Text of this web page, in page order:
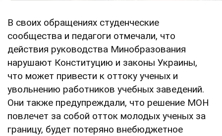
В своих обращениях студенческие
сообщества и педагоги отмечали, что
действия руководства Минобразования
нарушают Конституцию и законы Украины,
что может привести к оттоку ученых и
увольнению работников учебных заведений.
Они также предупреждали, что решение МОН
повлечет за собой отток молодых ученых за
границу, будет потеряно внебюджетное